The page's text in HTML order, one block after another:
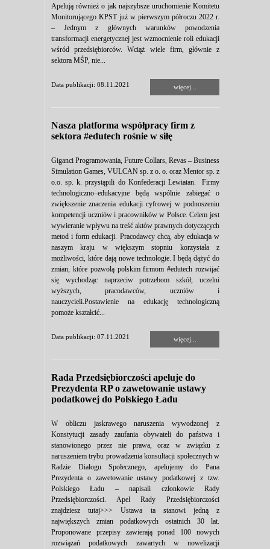
Apelują również o jak najszybsze uruchomienie Komitetu
Monitorującego KPST już w pierwszym półroczu 2022 r.
– Jednym z głównych warunków powodzenia
transformacji energetycznej jest wzmocnienie roli edukacji
wśród przedsiębiorców. Wciąż wiele firm, głównie z
sektora MŚP, nie...
Data publikacji: 08.11.2021 więcej...
Nasza platforma współpracy firm z
sektora #edutech rośnie w siłę
Giganci Programowania, Future Collars, Revas – Business
Simulation Games, VULCAN sp. z o. o. oraz Mentor sp. z
o.o. sp. k. przystąpili do Konfederacji Lewiatan. Firmy
technologiczno–edukacyjne będą wspólnie zabiegać o
zwiększenie znaczenia edukacji cyfrowej w podnoszeniu
kompetencji uczniów i pracowników w Polsce. Celem jest
wywieranie wpływu na treść aktów prawnych dotyczących
metod i form edukacji. Pracodawcy chcą, aby edukacja w
naszym kraju w większym stopniu korzystała z
możliwości, które dają nowe technologie. I będą dążyć do
zmian, które pozwolą polskim firmom #edutech rozwijać
się wychodząc naprzeciw potrzebom szkół, uczelni
wyższych, pracodawców, uczniów i
nauczycieli.Postawienie na edukację technologiczną
pomoże kształcić...
Data publikacji: 07.11.2021 więcej...
Rada Przedsiębiorczości apeluje do
Prezydenta RP o zawetowanie ustawy
podatkowej do Polskiego Ładu
W obliczu jaskrawego naruszenia wywodzonej z
Konstytucji zasady zaufania obywateli do państwa i
stanowionego przez nie prawa, oraz w związku z
naruszeniem trybu prowadzenia konsultacji społecznych w
Radzie Dialogu Społecznego, apelujemy do Pana
Prezydenta o zawetowanie ustawy podatkowej z tzw.
Polskiego Ładu – napisali członkowie Rady
Przedsiębiorczości. Apel Rady Przedsiębiorczości
znajdziesz tutaj>>> Ustawa ta stanowi jedną z
największych zmian podatkowych ostatnich 30 lat.
Proponowane przepisy zawierają ponad 100 nowych
rozwiązań podatkowych zawartych w nowelizacji